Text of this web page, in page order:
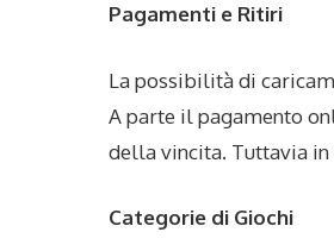
Pagamenti e Ritiri
La possibilità di
A parte il pagamento
della vincita. Tuttavia in
Categorie di Giochi